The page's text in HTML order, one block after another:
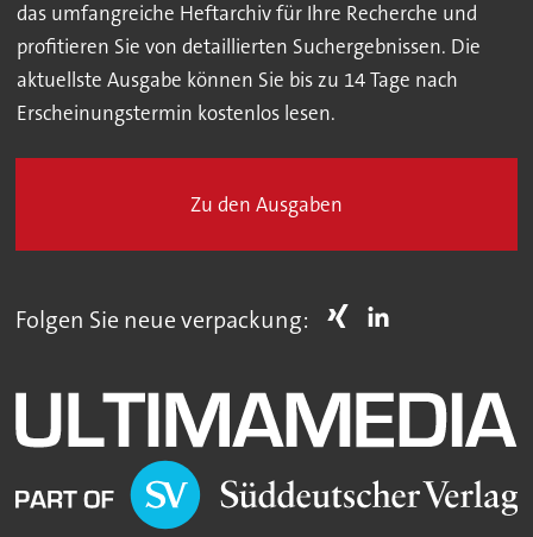
das umfangreiche Heftarchiv für Ihre Recherche und
profitieren Sie von detaillierten Suchergebnissen. Die
aktuellste Ausgabe können Sie bis zu 14 Tage nach
Erscheinungstermin kostenlos lesen.
Zu den Ausgaben
Folgen Sie neue verpackung: